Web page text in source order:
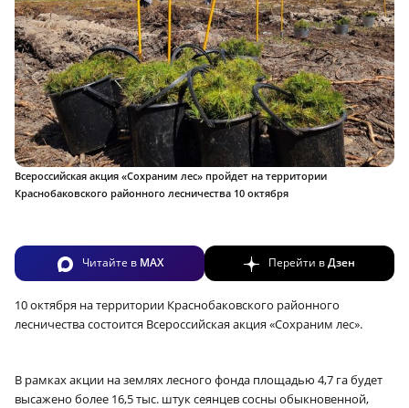
Всероссийская акция «Сохраним лес» пройдет на территории
Краснобаковского районного лесничества 10 октября
Читайте в MAX Перейти вДзен
10 октября на территории Краснобаковского районного
лесничества состоится Всероссийская акция «Сохраним лес».
В рамках акции на землях лесного фонда площадью 4,7 га будет
высажено более 16,5 тыс. штук сеянцев сосны обыкновенной,